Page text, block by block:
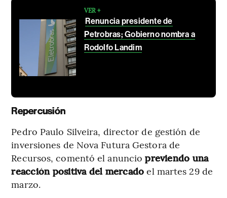
VER +
Renuncia presidente de
Petrobras; Gobierno nombra a
Rodolfo Landim
Repercusión
Pedro Paulo Silveira, director de gestión de
inversiones de Nova Futura Gestora de
Recursos, comentó el anunciopreviendo una
reacción positiva del mercado el martes 29 de
marzo.